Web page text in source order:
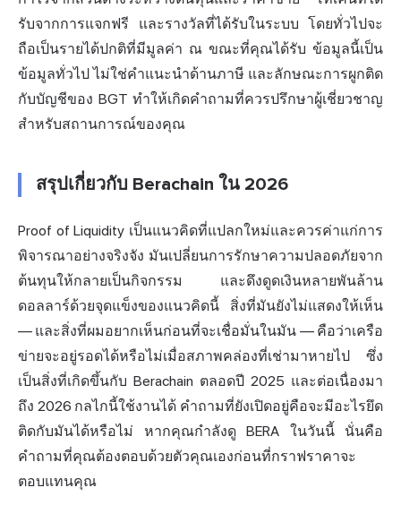
รับจากการแจกฟรี และรางวัลที่ได้รับในระบบ โดยทั่วไปจะ
ถือเป็นรายได้ปกติที่มีมูลค่า ณ ขณะที่คุณได้รับ ข้อมูลนี้เป็น
ข้อมูลทั่วไป ไม่ใช่คำแนะนำด้านภาษี และลักษณะการผูกติด
กับบัญชีของ BGT ทำให้เกิดคำถามที่ควรปรึกษาผู้เชี่ยวชาญ
สำหรับสถานการณ์ของคุณ
สรุปเกี่ยวกับ Berachain ใน 2026
Proof of Liquidity เป็นแนวคิดที่แปลกใหม่และควรค่าแก่การ
พิจารณาอย่างจริงจัง มันเปลี่ยนการรักษาความปลอดภัยจาก
ต้นทุนให้กลายเป็นกิจกรรม และดึงดูดเงินหลายพันล้าน
ดอลลาร์ด้วยจุดแข็งของแนวคิดนี้ สิ่งที่มันยังไม่แสดงให้เห็น
— และสิ่งที่ผมอยากเห็นก่อนที่จะเชื่อมั่นในมัน — คือว่าเครือ
ข่ายจะอยู่รอดได้หรือไม่เมื่อสภาพคล่องที่เช่ามาหายไป ซึ่ง
เป็นสิ่งที่เกิดขึ้นกับ Berachain ตลอดปี 2025 และต่อเนื่องมา
ถึง 2026 กลไกนี้ใช้งานได้ คำถามที่ยังเปิดอยู่คือจะมีอะไรยึด
ติดกับมันได้หรือไม่ หากคุณกำลังดู BERA ในวันนี้ นั่นคือ
คำถามที่คุณต้องตอบด้วยตัวคุณเองก่อนที่กราฟราคาจะ
ตอบแทนคุณ